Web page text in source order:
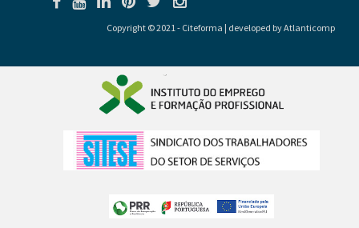
Copyright © 2021 - Citeforma | developed byAtlanticomp